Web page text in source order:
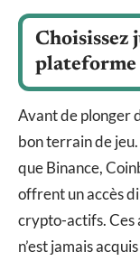
Choisissez
plateforme
Avant de plonger
bon terrain de
que Binance,
offrent un accès
crypto-actifs. Ces
n’est jamais